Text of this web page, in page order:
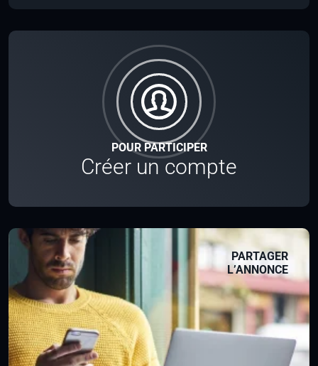
POUR PARTICIPER
Créer un compte
PARTAGER
L’ANNONCE